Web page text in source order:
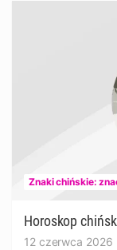
Znaki chińskie:
Horoskop
12 czerwca 2026